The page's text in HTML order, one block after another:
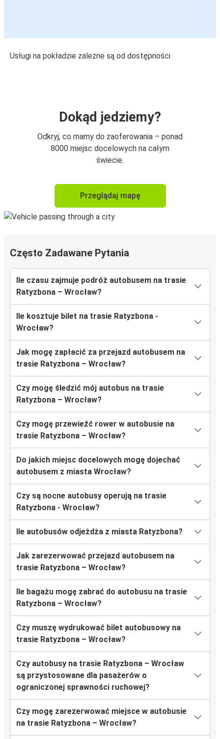
Usługi na pokładzie zależne są od dostępności
Dokąd jedziemy?
Odkryj, co mamy do zaoferowania – ponad
8000 miejsc docelowych na całym
świecie.
Przeglądaj mapę
Często Zadawane Pytania
Ile czasu zajmuje podróż autobusem na trasie
Ratyzbona – Wrocław?
Ile kosztuje bilet na trasie Ratyzbona -
Wrocław?
Jak mogę zapłacić za przejazd autobusem na
trasie Ratyzbona – Wrocław?
Czy mogę śledzić mój autobus na trasie
Ratyzbona – Wrocław?
Czy mogę przewieźć rower w autobusie na
trasie Ratyzbona – Wrocław?
Do jakich miejsc docelowych mogę dojechać
autobusem z miasta Wrocław?
Czy są nocne autobusy operują na trasie
Ratyzbona - Wrocław?
Ile autobusów odjeżdża z miasta Ratyzbona?
Jak zarezerwować przejazd autobusem na
trasie Ratyzbona – Wrocław?
Ile bagażu mogę zabrać do autobusu na trasie
Ratyzbona – Wrocław?
Czy muszę wydrukować bilet autobusowy na
trasie Ratyzbona – Wrocław?
Czy autobusy na trasie Ratyzbona – Wrocław
są przystosowane dla pasażerów o
ograniczonej sprawności ruchowej?
Czy mogę zarezerwować miejsce w autobusie
na trasie Ratyzbona – Wrocław?